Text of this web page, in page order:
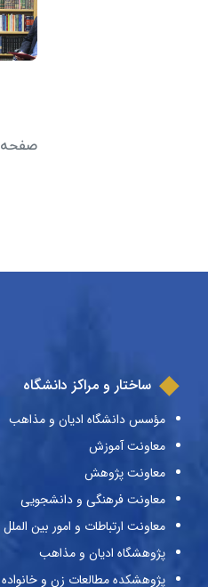
صفحه ۱ از ۲ صفحه
ساختار و مراکز دانشگاه
مؤسس دانشگاه ادیان و مذاهب
معاونت آموزش
معاونت پژوهش
معاونت فرهنگی و دانشجویی
معاونت ارتباطات و امور بین الملل
پژوهشگاه ادیان و مذاهب
پژوهشکده مطالعات زن و خانواده